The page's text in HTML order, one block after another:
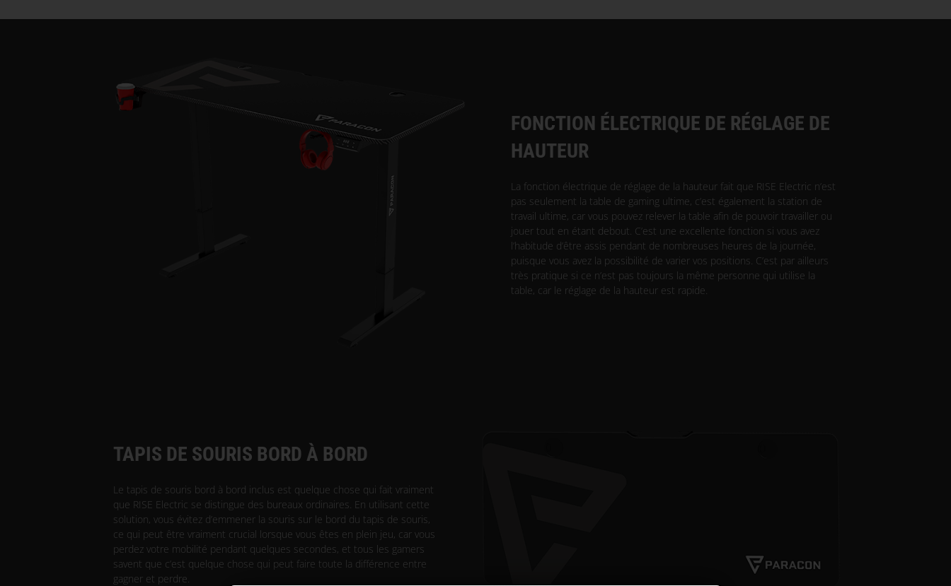
FONCTION ÉLECTRIQUE DE RÉGLAGE DE
HAUTEUR
La fonction électrique de réglage de la hauteur fait que RISE Electric n’est
pas seulement la table de gaming ultime, c’est également la station de
travail ultime, car vous pouvez relever la table afin de pouvoir travailler ou
jouer tout en étant debout. C’est une excellente fonction si vous avez
l’habitude d’être assis pendant de nombreuses heures de la journée,
puisque vous avez la possibilité de varier vos positions. C’est par ailleurs
très pratique si ce n’est pas toujours la même personne qui utilise la
table, car le réglage de la hauteur est rapide.
TAPIS DE SOURIS BORD À BORD
Le tapis de souris bord à bord inclus est quelque chose qui fait vraiment
que RISE Electric se distingue des bureaux ordinaires. En utilisant cette
solution, vous évitez d’emmener la souris sur le bord du tapis de souris,
ce qui peut être vraiment crucial lorsque vous êtes en plein jeu, car vous
perdez votre mobilité pendant quelques secondes, et tous les gamers
savent que c’est quelque chose qui peut faire toute la différence entre
gagner et perdre.